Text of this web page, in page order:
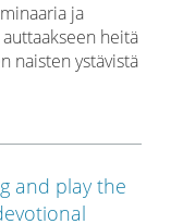
ja
heitä
naisten ystävistä